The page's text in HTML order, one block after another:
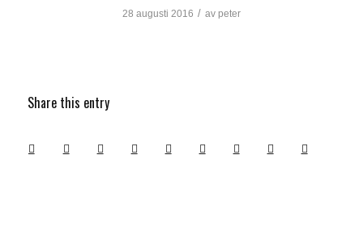
28 augusti 2016 / av peter
Share this entry